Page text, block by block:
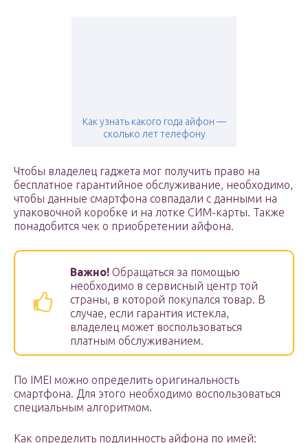
Как узнать какого года айфон —
сколько лет телефону
Чтобы владелец гаджета мог получить право на
бесплатное гарантийное обслуживание, необходимо,
чтобы данные смартфона совпадали с данными на
упаковочной коробке и на лотке СИМ-карты. Также
понадобится чек о приобретении айфона.
Важно! Обращаться за помощью
необходимо в сервисный центр той
страны, в которой покупался товар. В
случае, если гарантия истекла,
владелец может воспользоваться
платным обслуживанием.
По IMEI можно определить оригинальность
смартфона. Для этого необходимо воспользоваться
специальным алгоритмом.
Как определить подлинность айфона по имей: